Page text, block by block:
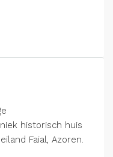
historisch huis
Faial, Azoren.